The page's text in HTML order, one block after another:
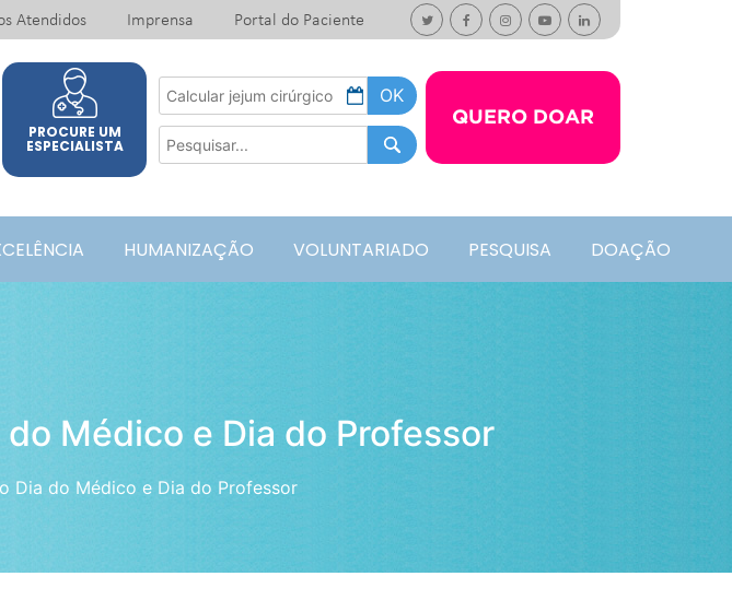
Atendidos Imprensa Portal do Paciente
PROCURE UM
ESPECIALISTA
QUERO DOAR
HUMANIZAÇÃO VOLUNTARIADO PESQUISA DOAÇÃO
Médico e Dia do Professor
Dia do Médico e Dia do Professor